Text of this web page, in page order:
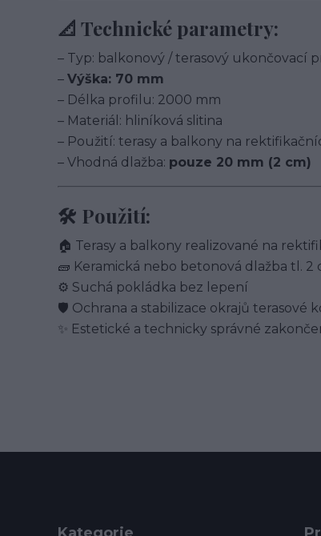
📐 Technické parametry:
– Typ: balkonový / terasový ukončovací
– Výška: 70 mm
– Délka profilu: 2000 mm
– Materiál: hliníková slitina
– Použití: terasy a balkony na
– Vhodná dlažba: pouze 20 mm (2 cm)
🛠️ Použití:
🏠 Terasy a balkony realizované na
🧱 Keramická nebo betonová dlažba tl. 2
⚙️ Suchá pokládka bez lepení
🛡️ Ochrana a stabilizace okrajů terasové
✨ Estetické a technicky správné